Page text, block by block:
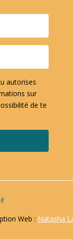
autorises
sur
de te
Web : Natasha